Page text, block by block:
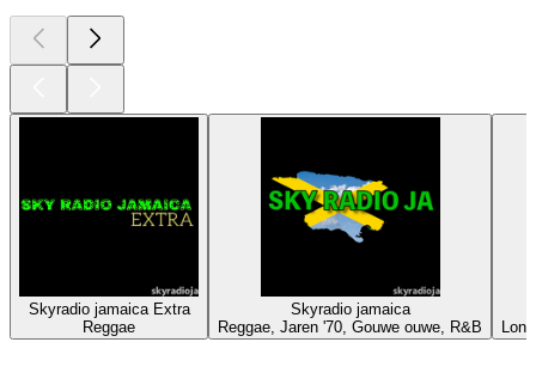
Skyradio jamaica Extra
Reggae
Skyradio jamaica
Reggae, Jaren '70, Gouwe ouwe, R&B